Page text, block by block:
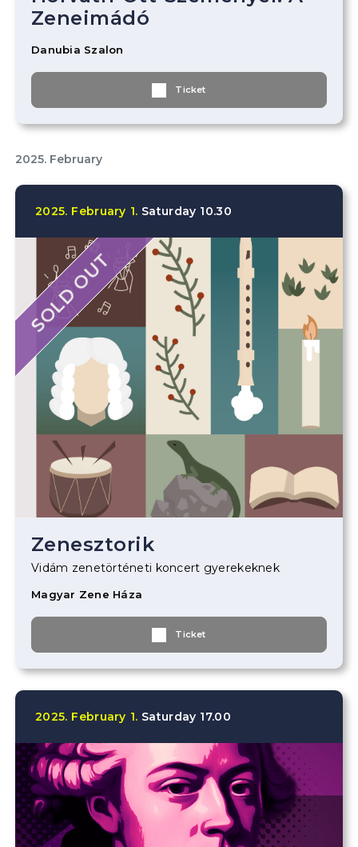
Zeneimádó
Danubia Szalon
Ticket
2025. February
2025. February 1. Saturday 10.30
SOLD OUT
Zenesztorik
Vidám zenetörténeti koncert gyerekeknek
Magyar Zene Háza
Ticket
2025. February 1. Saturday 17.00